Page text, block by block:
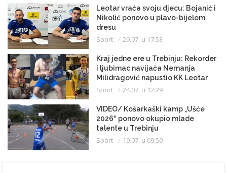
Leotar vraća svoju djecu: Bojanić i
Nikolić ponovo u plavo-bijelom
dresu
Sport 29.07. u 17:53
Kraj jedne ere u Trebinju: Rekorder
i ljubimac navijača Nemanja
Milidragović napustio KK Leotar
Sport 24.07. u 12:29
VIDEO/ Košarkaški kamp „Ušće
2026“ ponovo okupio mlade
talente u Trebinju
Sport 19.07. u 09:50